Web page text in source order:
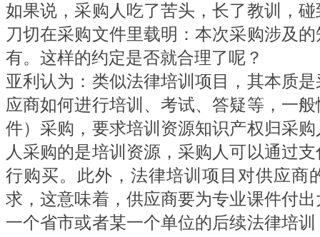
如果说，采购人吃了苦头，长了教训，
刀切在采购文件里载明：本次采购涉及
有。这样的约定是否就合理了呢？
亚利认为：类似法律培训项目，其本质
应商如何进行培训、考试、答疑等，一
件）采购，要求培训资源知识产权归采
人采购的是培训资源，采购人可以通过
行购买。此外，法律培训项目对供应商
求，这意味着，供应商要为专业课件付
一个省市或者某一个单位的后续法律培